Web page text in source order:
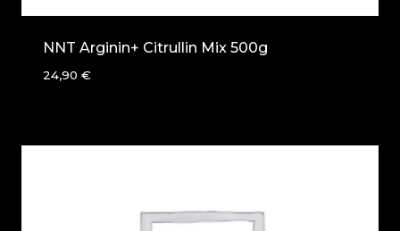
NNT Arginin+ Citrullin Mix 500g
24,90 €